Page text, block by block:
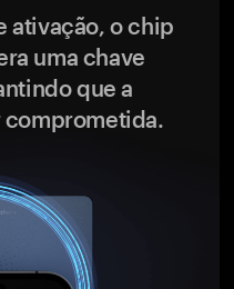
ativação, o chip
uma chave
que a
comprometida.